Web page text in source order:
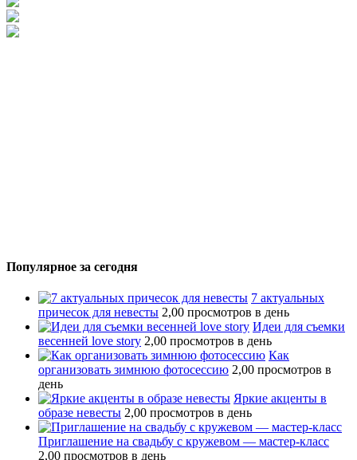
Популярное за сегодня
7 актуальных
причесок для невесты 2,00 просмотров в день
Идеи для съемки
весенней love story 2,00 просмотров в день
Как
организовать зимнюю фотосессию 2,00 просмотров в
день
Яркие акценты в
образе невесты 2,00 просмотров в день
Приглашение на свадьбу с кружевом — мастер-класс
2,00 просмотров в день